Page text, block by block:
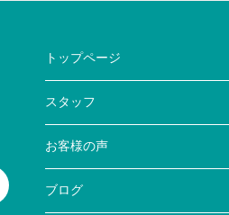
トップページ
スタッフ
お客様の声
ブログ